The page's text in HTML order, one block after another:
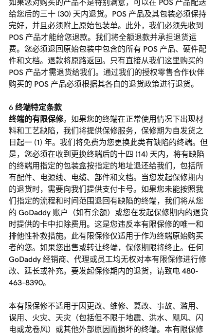
如果您对购买的产品不是特别满意，可以在 POS 产品配送
给您后的三十 (30) 天内退货。POS 产品及其包装必须保持
完好，并且必须附上原始包装单。此外，我们必须先收到
POS 产品才能给您退款。我们将全额退款并承担退货运
费。您必须退回原始包装中包含的所有 POS 产品、硬件配
件和文档。退款将原路返回。只有直接从我们这里购买的
POS 产品才需退货给我们。通过我们的授权零售合作伙伴
购买的 POS 产品必须根据其各自的退货政策进行退货。
终端特定条款
终端的有限保修。如果您的终端在正常使用情况下出现材
料和工艺缺陷，我们将提供保修服务，保修期为自发货之
日起一 (1) 年。我们将免费为您更换此类有缺陷的终端。但
是，您必须在收到更换终端后的十四 (14) 天内，将有缺陷
的终端用指定的包装盒按指定的地址退还给我们，包括所
有配件、电源线、电缆、部件和文档。当您发起保修期内
的退货时，需要向我们提供支付卡号。如果您未能按照我
们指定的流程和时间范围退回有缺陷的终端，我们将从您
的 GoDaddy 账户（如有余额）或您在发起保修期内的退货
时提供的卡中扣除费用。这是您违反本有限保修的唯一和
排他性补救措施。此有限保修仅适用于作为终端原始购买
者的您。如果您出售或转让终端，保修期限将终止。任何
GoDaddy 经销商、代理或员工均无权对本有限保修进行修
改、延长或补充。要发起保修期内的退货，请致电 480-
463-8390。
本有限保修不适用于因更改、维修、篡改、事故、滥用、
误用、火灾、天灾（包括但不限于地震、洪水、飓风、闪
电或龙卷风）或其他外部原因而损坏的终端。本有限保修